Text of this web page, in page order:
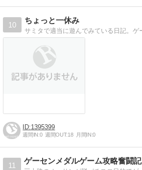
10
ちょっと一休み
1395399
週間IN:0 週間OUT:18 月間IN:0
11
ゲーセンメダルゲーム攻略奮闘記